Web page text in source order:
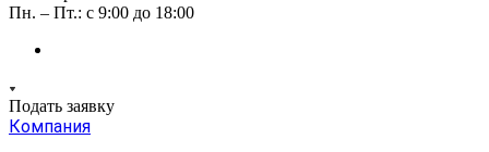
Пн. – Пт.: с 9:00 до 18:00
Подать заявку
Компания